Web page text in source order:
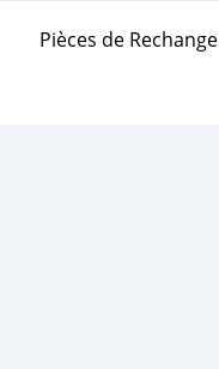
Pièces de Rechange